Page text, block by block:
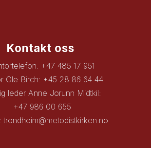
Kontakt oss
+47 485 17 951
Ole Birch: +45 28 86 64 44
leder Anne Jorunn Midtkil:
+47 986 00 655
trondheim@metodistkirken.no